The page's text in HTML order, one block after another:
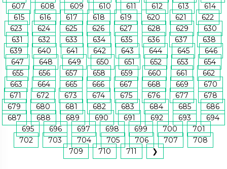
607
608 609 610 611 612 613
614
615
616 617 618 619 620 621
622
623
624 625 626 627 628 629
630
631
632 633 634 635 636 637
638
639
640 641 642 643 644 645
646
647
648 649 650 651 652 653
654
655
656 657 658 659 660 661
662
663
664 665 666 667 668 669
670
671
672 673 674 675 676 677
678
679
680 681 682 683 684 685
686
687
688 689 690 691 692 693
694
695
696 697 698 699 700
701
702
703 704 705 706 707
708
709
710 711 ❯